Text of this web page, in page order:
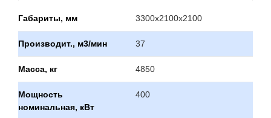
Габариты, мм 3300х2100х2100
Производит., м3/мин 37
Масса, кг 4850
Мощность
номинальная, кВт
400